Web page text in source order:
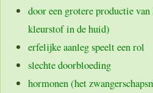
door een grotere productie
kleurstof in de huid)
erfelijke aanleg speelt een rol
slechte doorbloeding
hormonen (het